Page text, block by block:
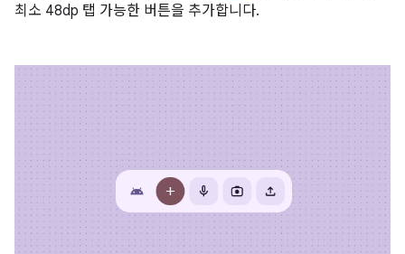
최소 48dp 탭 가능한 버튼을 추가합니다.